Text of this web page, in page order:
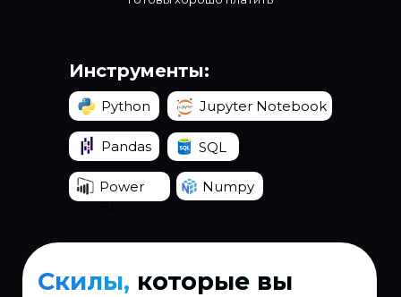
Инструменты:
Python Jupyter Notebook
Pandas SQL
Power
BI
Numpy
Скилы, которые вы